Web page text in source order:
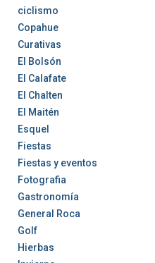
ciclismo
Copahue
Curativas
El Bolsón
El Calafate
El Chalten
El Maitén
Esquel
Fiestas
Fiestas y eventos
Fotografia
Gastronomía
General Roca
Golf
Hierbas